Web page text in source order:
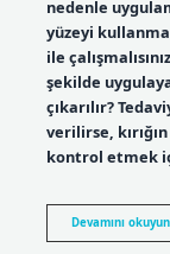
nedenle
yüzeyi
ile
şekilde
çıkarılır?
verilirse,
kontrol etmek
Devamını okuyun